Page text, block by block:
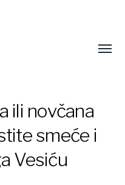
ili novčana
smeće i
Vesiću